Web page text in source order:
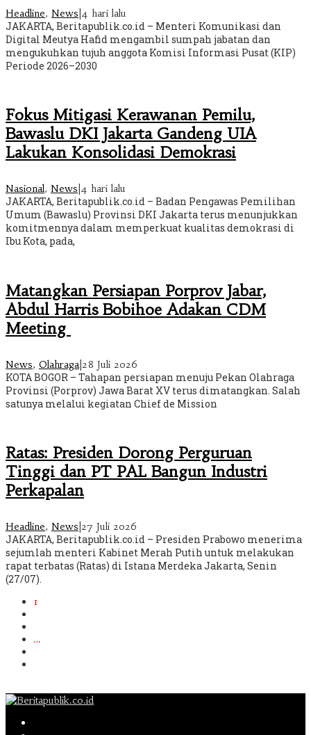
Headline, News 4 hari lalu
JAKARTA, Beritapublik.co.id – Menteri Komunikasi dan
Digital Meutya Hafid mengambil sumpah jabatan dan
mengukuhkan tujuh anggota Komisi Informasi Pusat (KIP)
Periode 2026–2030
Fokus Mitigasi Kerawanan Pemilu,
Bawaslu DKI Jakarta Gandeng UIA
Lakukan Konsolidasi Demokrasi
Nasional, News 4 hari lalu
JAKARTA, Beritapublik.co.id – Badan Pengawas Pemilihan
Umum (Bawaslu) Provinsi DKI Jakarta terus menunjukkan
komitmennya dalam memperkuat kualitas demokrasi di
Ibu Kota, pada,
Matangkan Persiapan Porprov Jabar,
Abdul Harris Bobihoe Adakan CDM
Meeting
News, Olahraga|28 Juli 2026
KOTA BOGOR – Tahapan persiapan menuju Pekan Olahraga
Provinsi (Porprov) Jawa Barat XV terus dimatangkan. Salah
satunya melalui kegiatan Chief de Mission
Ratas: Presiden Dorong Perguruan
Tinggi dan PT PAL Bangun Industri
Perkapalan
Headline, News 27 Juli 2026
JAKARTA, Beritapublik.co.id – Presiden Prabowo menerima
sejumlah menteri Kabinet Merah Putih untuk melakukan
rapat terbatas (Ratas) di Istana Merdeka Jakarta, Senin
(27/07).
1
…